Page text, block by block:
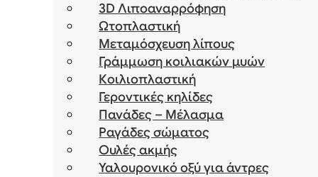
3D Λιποαναρρόφηση
Ωτοπλαστική
Μεταμόσχευση λίπους
Γράμμωση κοιλιακών μυών
Κοιλιοπλαστική
Γεροντικές κηλίδες
Πανάδες – Μέλασμα
Ραγάδες σώματος
Ουλές ακμής
Υαλουρονικό οξύ για άντρες